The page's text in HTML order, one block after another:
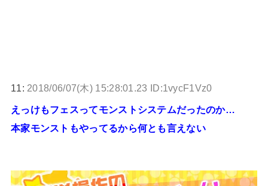
11: 2018/06/07(木) 15:28:01.23 ID:1vycF1Vz0
えっけもフェスってモンストシステムだったのか…
本家モンストもやってるから何とも言えない